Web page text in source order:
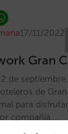
17/11/2022
Gran
de
de
para
compañía.…